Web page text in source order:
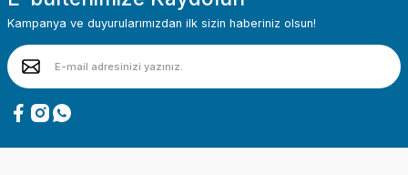
Kampanya ve duyurularımızdan ilk sizin haberiniz olsun!